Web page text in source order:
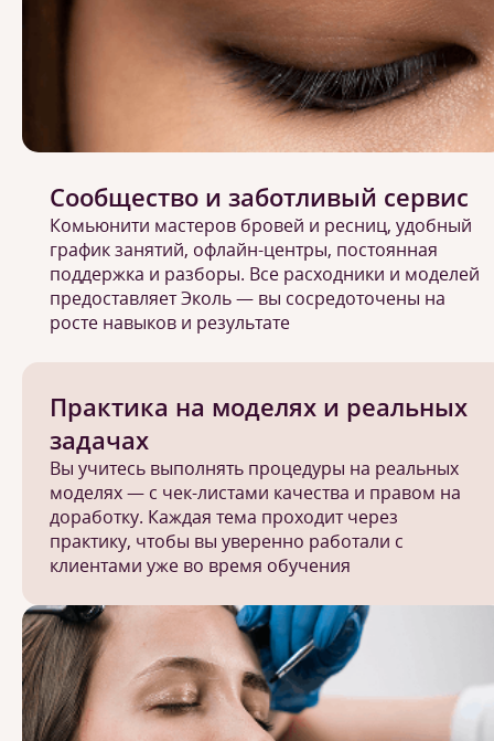
Практика на моделях и реальных
задачах
Вы учитесь выполнять процедуры на реальных
моделях — с чек-листами качества и правом на
доработку. Каждая тема проходит через
практику, чтобы вы уверенно работали с
клиентами уже во время обучения
Сообщество и заботливый сервис
Комьюнити мастеров бровей и ресниц, удобный
график занятий, офлайн-центры, постоянная
поддержка и разборы. Все расходники и моделей
предоставляет Эколь — вы сосредоточены на
росте навыков и результате